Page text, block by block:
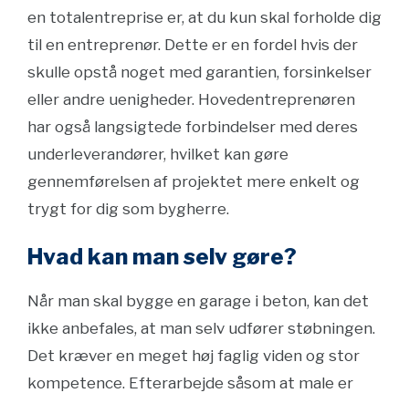
en totalentreprise er, at du kun skal forholde dig
til en entreprenør. Dette er en fordel hvis der
skulle opstå noget med garantien, forsinkelser
eller andre uenigheder. Hovedentreprenøren
har også langsigtede forbindelser med deres
underleverandører, hvilket kan gøre
gennemførelsen af projektet mere enkelt og
trygt for dig som bygherre.
Hvad kan man selv gøre?
Når man skal bygge en garage i beton, kan det
ikke anbefales, at man selv udfører støbningen.
Det kræver en meget høj faglig viden og stor
kompetence. Efterarbejde såsom at male er